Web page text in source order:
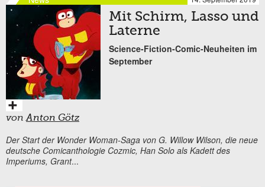
Mit Schirm, Lasso und
Laterne
Science-Fiction-Comic-Neuheiten im
September
vonAnton Götz
Der Start der Wonder Woman-Saga von G. Willow Wilson, die neue
deutsche Comicanthologie Cozmic, Han Solo als Kadett des
Imperiums, Grant...